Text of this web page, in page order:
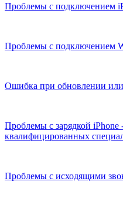
Проблемы с подключением
Проблемы с подключением
Ошибка при обновлении или
Проблемы с зарядкой iPhone
квалифицированных
Проблемы с исходящими